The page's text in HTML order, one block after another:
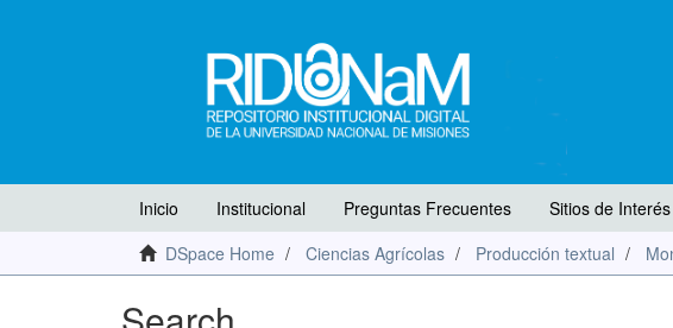
Inicio Institucional Preguntas Frecuentes
Sitios de Interés
DSpace Home
Ciencias Agrícolas Producción textual